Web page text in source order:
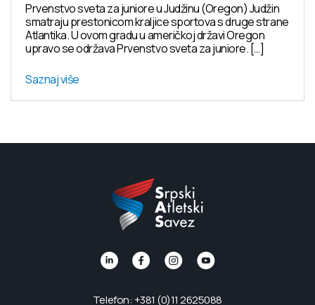
Prvenstvo sveta za juniore u Judžinu (Oregon) Judžin
smatraju prestonicom kraljice sportova s druge strane
Atlantika. U ovom gradu u američkoj državi Oregon
upravo se održava Prvenstvo sveta za juniore. […]
Saznaj više
Telefon: +381 (0)11 2625088